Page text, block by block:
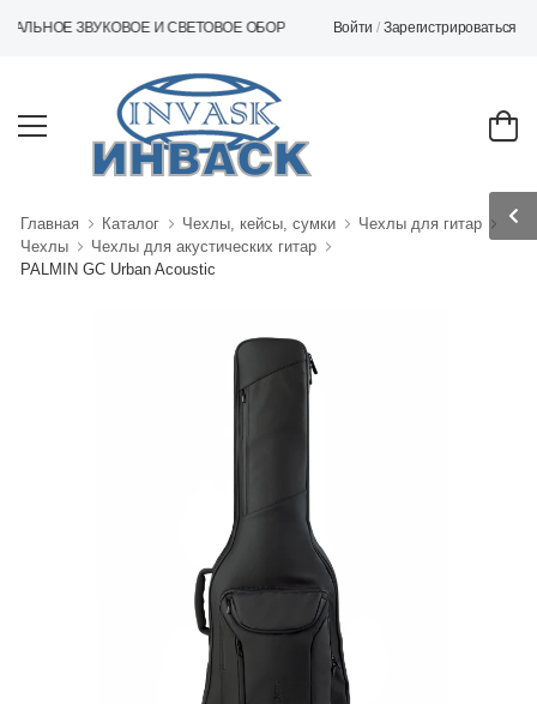
ЗВУКОВОЕ И СВЕТОВОЕ ОБОРУДОВАНИЕ Войти / Зарегистрироваться
Главная Каталог Чехлы, кейсы, сумки
Чехлы для гитар
Чехлы
Чехлы для акустических гитар
PALMIN GC Urban Acoustic